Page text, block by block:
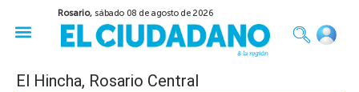
Rosario, sábado 08 de agosto de 2026
El Hincha, Rosario Central